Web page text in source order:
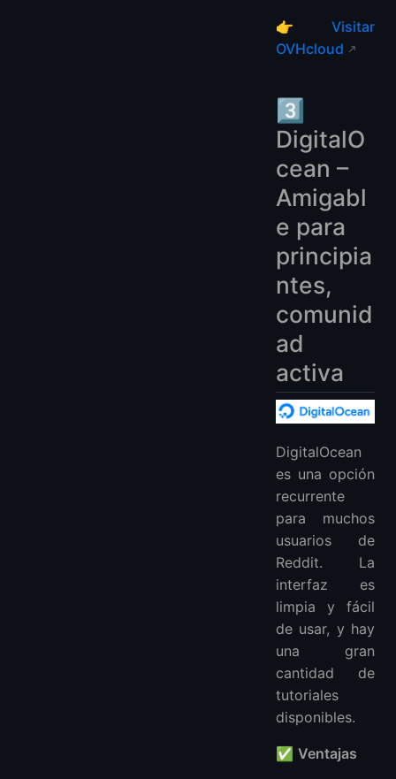
👉 Visitar
OVHcloud
3️⃣
DigitalO
cean –
Amigabl
e para
principia
ntes,
comunid
ad
activa
DigitalOcean
es una opción
recurrente
para muchos
usuarios de
Reddit. La
interfaz es
limpia y fácil
de usar, y hay
una gran
cantidad de
tutoriales
disponibles.
✅ Ventajas